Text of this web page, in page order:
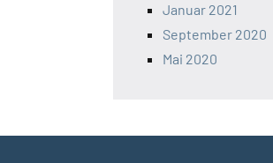
Januar 2021
September 2020
Mai 2020